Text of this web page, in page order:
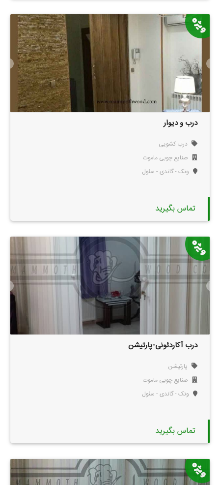
درب و دیوار
درب کشویی
صنایع چوبی ماموت
ونک - گاندی - سئول
تماس بگیرید
درب آکاردئونی-پارتیشن
پارتیشن
صنایع چوبی ماموت
ونک - گاندی - سئول
تماس بگیرید